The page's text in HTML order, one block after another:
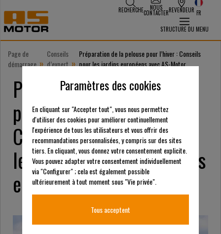
RECHERCHE NOUS
CONTACTERREVENDEUR FR
STRUCTURE DU MENU
Page de
démarrage »
Conseils
d’expert »
Préparation de la pelouse pour l’hiver : Conseils
pour les jardins européens avec AS-Motor
Préparation de votre
pelouse pour l'hiver :
Conseils essentiels pour
les propriétaires de jardins
européens
Paramètres des cookies
En cliquant sur "Accepter tout", vous nous permettez
d'utiliser des cookies pour améliorer continuellement
l'expérience de tous les utilisateurs et vous offrir des
recommandations personnalisées, y compris sur des sites
tiers. En cliquant, vous donnez votre consentement explicite.
Vous pouvez adapter votre consentement individuellement
via "Configurer" ; cela est également possible
ultérieurement à tout moment sous "Vie privée".
Tous acceptent